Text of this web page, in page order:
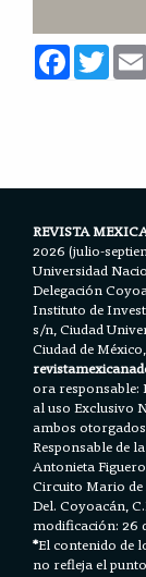
F
a
c
T
w
REVISTA
2026 (julio-
Universidad
Delegación
Instituto de
s/n, Ciudad
Ciudad de
ora responsable:
al uso Exclusivo
ambos
Responsable de
Antonieta
Circuito Mario
Del. Coyoacán,
modificación: 26
*El contenido de
no refleja el